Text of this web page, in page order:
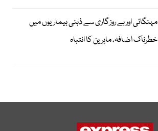
مہنگائی اور بے روزگاری سے ذہنی بیماریوں میں
خطرناک اضافہ، ماہرین کا انتباہ